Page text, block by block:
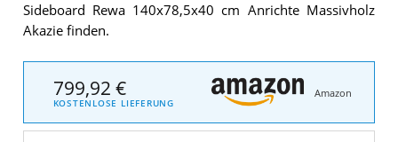
Sideboard Rewa 140x78,5x40 cm Anrichte Massivholz
Akazie finden.
799,92 €
KOSTENLOSE LIEFERUNG
Amazon